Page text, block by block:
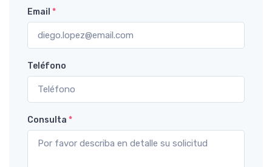
Email *
Teléfono
Consulta *